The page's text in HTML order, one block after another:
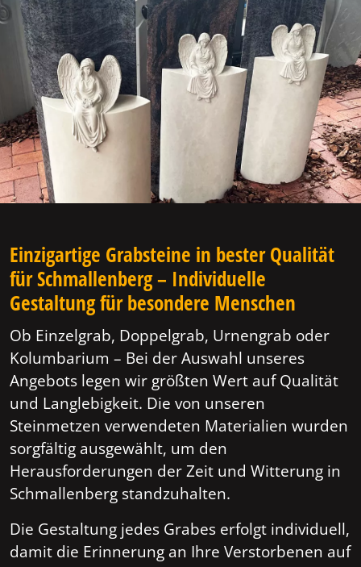
Einzigartige Grabsteine in bester Qualität
für Schmallenberg – Individuelle
Gestaltung für besondere Menschen
Ob Einzelgrab, Doppelgrab, Urnengrab oder
Kolumbarium – Bei der Auswahl unseres
Angebots legen wir größten Wert auf Qualität
und Langlebigkeit. Die von unseren
Steinmetzen verwendeten Materialien wurden
sorgfältig ausgewählt, um den
Herausforderungen der Zeit und Witterung in
Schmallenberg standzuhalten.
Die Gestaltung jedes Grabes erfolgt individuell,
damit die Erinnerung an Ihre Verstorbenen auf